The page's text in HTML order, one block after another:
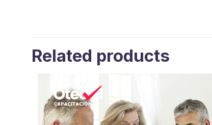
Related products